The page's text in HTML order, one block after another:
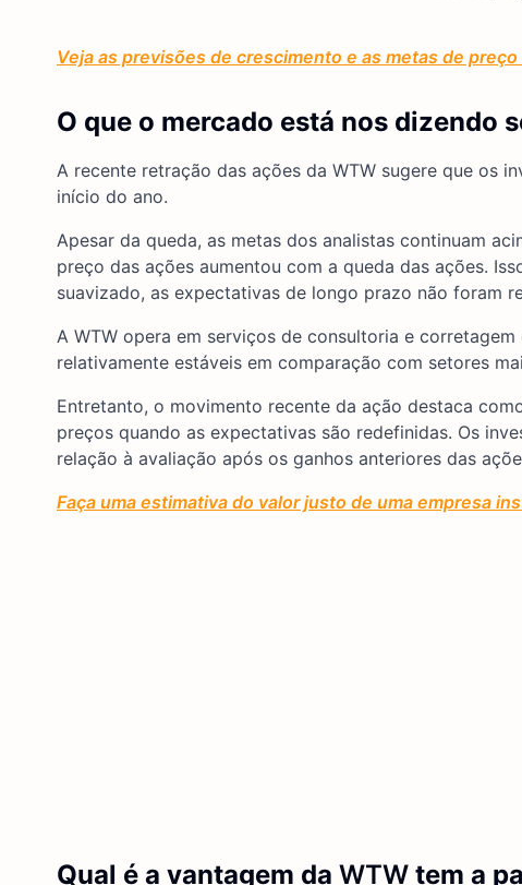
Veja as previsões de crescimento e as metas de
O que o mercado está nos dizendo
A recente retração das ações da WTW sugere que os
início do ano.
Apesar da queda, as metas dos analistas continuam
preço das ações aumentou com a queda das ações.
suavizado, as expectativas de longo prazo não foram
A WTW opera em serviços de consultoria e
relativamente estáveis em comparação com setores
Entretanto, o movimento recente da ação destaca
preços quando as expectativas são redefinidas. Os
relação à avaliação após os ganhos anteriores das
Faça uma estimativa do valor justo de uma empresa
Qual é a vantagem da WTW tem a